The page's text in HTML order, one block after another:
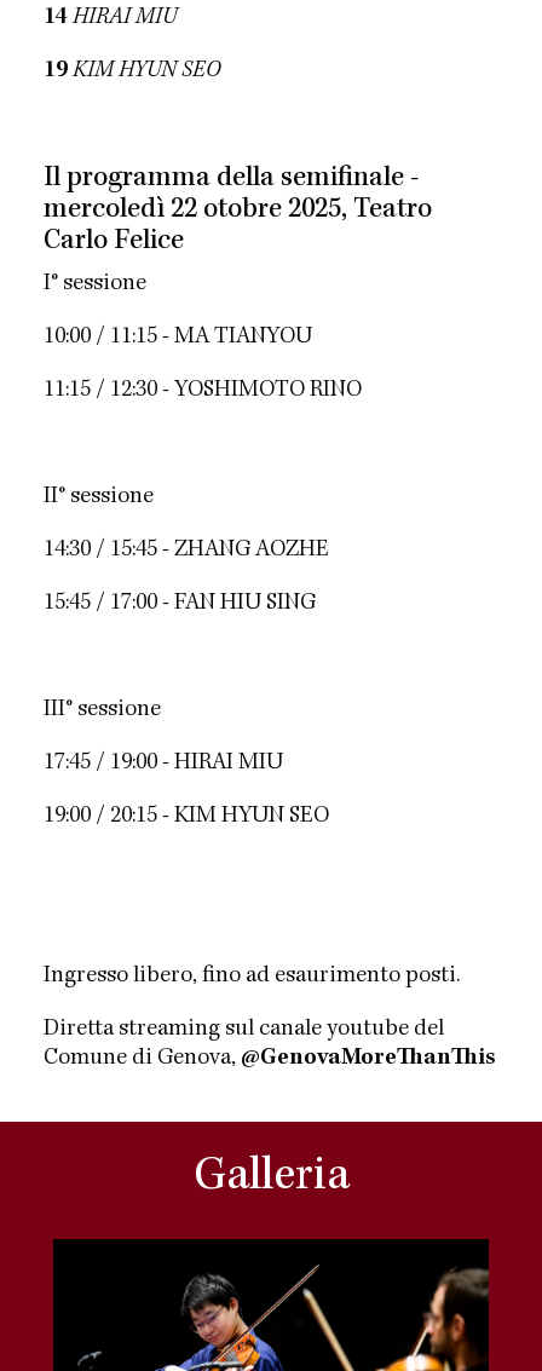
14HIRAI MIU
19KIM HYUN SEO
Il programma della semifinale -
mercoledì 22 otobre 2025, Teatro
Carlo Felice
I° sessione
10:00 / 11:15 - MA TIANYOU
11:15 / 12:30 - YOSHIMOTO RINO
II° sessione
14:30 / 15:45 - ZHANG AOZHE
15:45 / 17:00 - FAN HIU SING
III° sessione
17:45 / 19:00 - HIRAI MIU
19:00 / 20:15 - KIM HYUN SEO
Ingresso libero, fino ad esaurimento posti.
Diretta streaming sul canale youtube del
Comune di Genova, @GenovaMoreThanThis
Galleria